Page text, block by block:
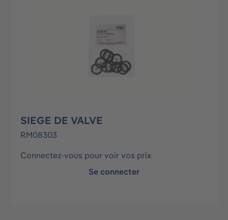
SIEGE DE VALVE
RM08303
Connectez-vous pour voir vos prix
Se connecter